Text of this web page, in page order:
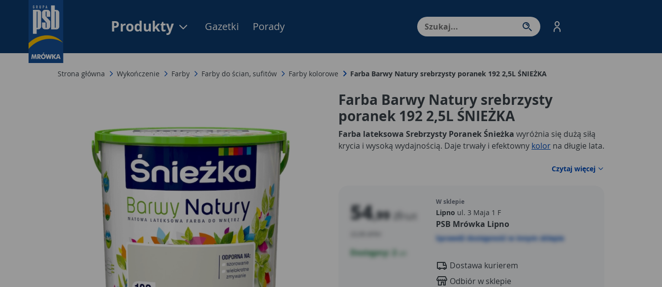
Produkty Menu Produktów, nawigacja: Enter - przejdź do strony produktów. Spacja – otwórz/
Gazetki Porady
Strona główna Wykończenie Farby Farby do ścian, sufitów Farby kolorowe Farba Barwy Natury srebrzysty poranek 192 2,5L ŚNIEŻKA
Farba Barwy Natury srebrzysty
poranek 192 2,5L ŚNIEŻKA
Farba lateksowa Srebrzysty Poranek Śnieżka wyróżnia się dużą siłą
krycia i wysoką wydajnością. Daje trwały i efektowny kolor na długie lata.
Czytaj więcej
54,99 zł /szt
Dostępny: 2
W sklepie
Lipno ul. 3 Maja 1 F
PSB Mrówka Lipno
Sprawdź dostępność w innym sklepie
Dostawa kurierem
Odbiór w sklepie